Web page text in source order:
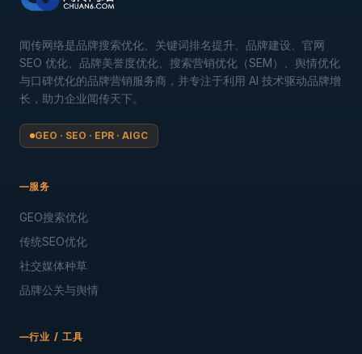
闻传网络是品牌搜索优化、关键词排名提升、品牌建设、官网
SEO 优化、品牌美誉度优化、搜索营销优化（SEM）、舆情优化
与口碑优化的品牌营销服务商，并专注于利用 AI 技术驱动品牌增
长，助力企业闻传天下。
GEO · SEO · EPR · AIGC
服务
GEO搜索优化
传统SEO优化
社交媒体种草
品牌公关与舆情
行业 / 工具